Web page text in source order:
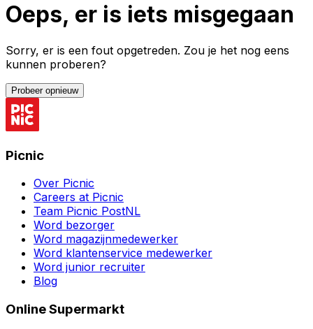
Oeps, er is iets misgegaan
Sorry, er is een fout opgetreden. Zou je het nog eens
kunnen proberen?
Probeer opnieuw
Picnic
Over Picnic
Careers at Picnic
Team Picnic PostNL
Word bezorger
Word magazijnmedewerker
Word klantenservice medewerker
Word junior recruiter
Blog
Online Supermarkt